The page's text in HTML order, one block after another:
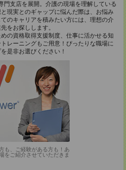
門支店を展開。介護の現場を理解している
現実とのギャップに悩んだ際は、お悩み
のキャリアを積みたい方には、理想の介
をお探しします。
の資格取得支援制度、仕事に活かせる知
レーニングもご用意！ぴったりな職場に
是非お選びください！
も、ご経験がある方も！あ
をご紹介させていただきま